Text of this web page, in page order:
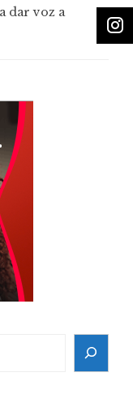
dar voz a